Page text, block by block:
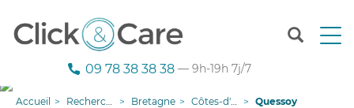
T
09 78 38 38 38 — 9h-19h 7j/7
Accueil Recherche aide à domicile Bretagne Côtes-d'armor Quessoy